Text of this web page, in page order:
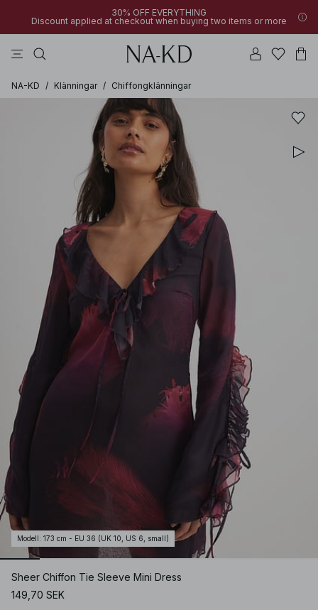
30% OFF EVERYTHING
Discount applied at checkout when buying two items or more
NA-KD / Klänningar / Chiffongklänningar
Modell : 173 cm - EU 36 (UK 10, US 6, small)
Sheer Chiffon Tie Sleeve Mini Dress
149,70 SEK